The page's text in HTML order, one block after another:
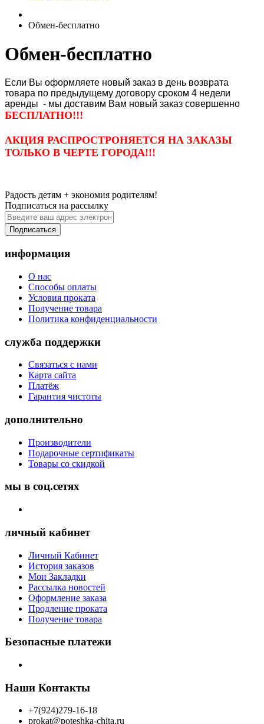
Обмен-бесплатно
Обмен-бесплатно
Если Вы оформляете новый заказ в день возврата
товара по предыдущему договору сроком 4 недели
аренды - мы доставим Вам новый заказ совершенно
БЕСПЛАТНО!!!
АКЦИЯ РАСПРОСТРОНЯЕТСЯ НА ЗАКАЗЫ
ТОЛЬКО В ЧЕРТЕ ГОРОДА!!!
Радость детям + экономия родителям!
Подписаться на рассылку
Подписаться
информация
О нас
Способы оплаты
Условия проката
Получение товара
Политика конфиденциальности
служба поддержки
Связаться с нами
Карта сайта
Платёж
Гарантия чистоты
дополнительно
Производители
Подарочные сертификаты
Товары со скидкой
мы в соц.сетях
личный кабинет
Личный Кабинет
История заказов
Мои Закладки
Рассылка новостей
Оформление заказа
Продление проката
Получение товара
Безопасные платежи
Наши Контакты
+7(924)279-16-18
prokat@poteshka-chita.ru